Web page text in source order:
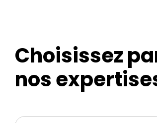
Choisissez
nos